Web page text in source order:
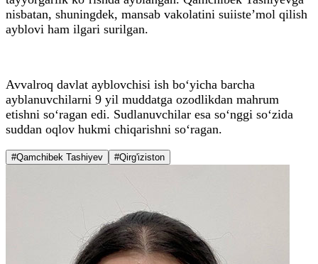
nisbatan, shuningdek, mansab vakolatini suiiste’mol qilish
ayblovi ham ilgari surilgan.
Avvalroq davlat ayblovchisi ish bo‘yicha barcha
ayblanuvchilarni 9 yil muddatga ozodlikdan mahrum
etishni so‘ragan edi. Sudlanuvchilar esa so‘nggi so‘zida
suddan oqlov hukmi chiqarishni so‘ragan.
#Qamchibek Tashiyev #Qirg'iziston